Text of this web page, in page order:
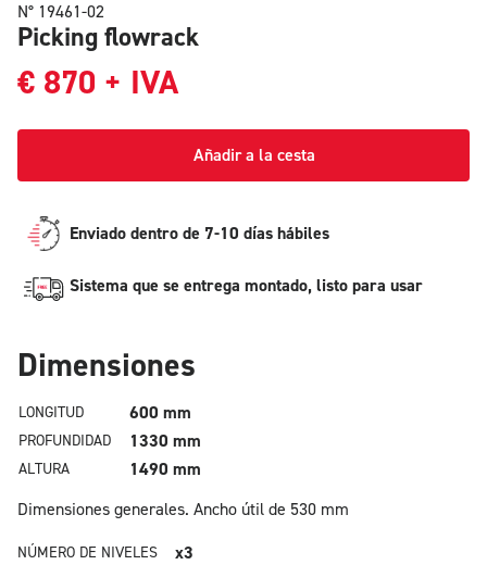
N° 19461-02
Picking flowrack
€ 870 + IVA
Añadir a la cesta
Enviado dentro de 7-10 días hábiles
Sistema que se entrega montado, listo para usar
Dimensiones
LONGITUD 600 mm
PROFUNDIDAD 1330 mm
ALTURA
1490 mm
Dimensiones generales. Ancho útil de 530 mm
NÚMERO DE NIVELES x3